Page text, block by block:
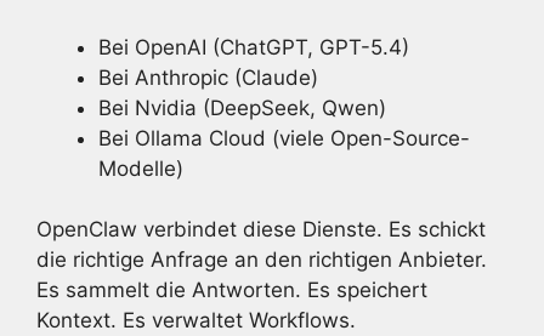
Bei OpenAI (ChatGPT, GPT-5.4)
Bei Anthropic (Claude)
Bei Nvidia (DeepSeek, Qwen)
Bei Ollama Cloud (viele Open-Source-
Modelle)
OpenClaw verbindet diese Dienste. Es schickt
die richtige Anfrage an den richtigen Anbieter.
Es sammelt die Antworten. Es speichert
Kontext. Es verwaltet Workflows.